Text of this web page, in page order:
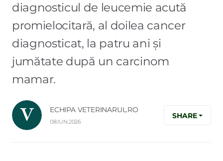
diagnosticul de leucemie acută
promielocitară, al doilea cancer
diagnosticat, la patru ani și
jumătate după un carcinom
mamar.
ECHIPA VETERINARUL.RO
08.IUN.2026
SHARE